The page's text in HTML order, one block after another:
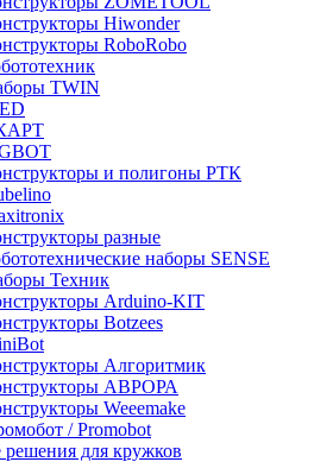
Hiwonder
RoboRobo
TWIN
и полигоны РТК
разные
наборы SENSE
Техник
Arduino-KIT
Botzees
Алгоритмик
АВРОРА
Weeemake
/ Promobot
решения для кружков